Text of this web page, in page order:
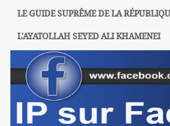
LE GUIDE SUPRÊME DE LA
L'AYATOLLAH SEYED ALI KHAMENEI